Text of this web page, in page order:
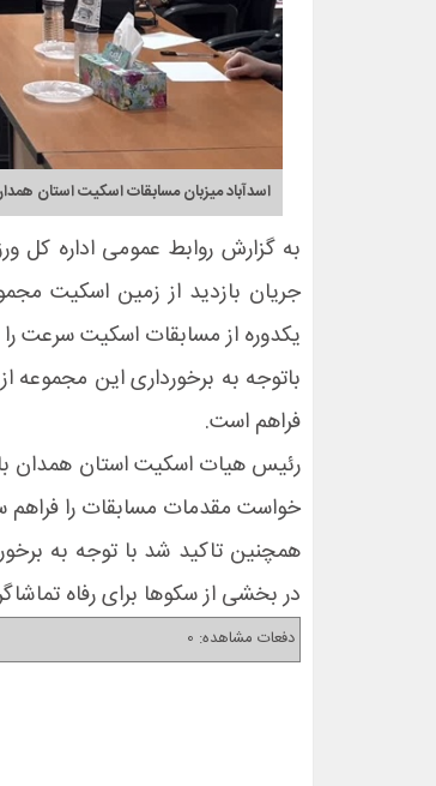
اسدآباد میزبان مسابقات اسکیت استان
به گزارش روابط عمومی اداره کل
جریان بازدید از زمین اسکیت
یکدوره از مسابقات اسکیت سرعت را
باتوجه به برخورداری این
فراهم است.
رئیس هیات اسکیت استان همدان با
خواست مقدمات مسابقات را فراهم
همچنین تاکید شد با توجه به
در بخشی از سکوها برای رفاه
دفعات مشاهده: 0